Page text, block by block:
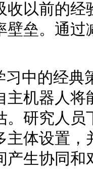
收以前的
壁垒。通
习中的经典
主机器人
。研究人
主体设置
产生协同和